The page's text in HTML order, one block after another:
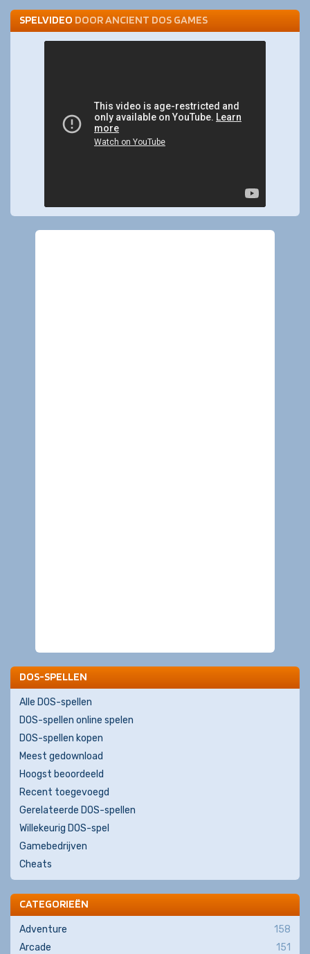
SPELVIDEO DOORANCIENT DOS GAMES
DOS-SPELLEN
Alle DOS-spellen
DOS-spellen online spelen
DOS-spellen kopen
Meest gedownload
Hoogst beoordeeld
Recent toegevoegd
Gerelateerde DOS-spellen
Willekeurig DOS-spel
Gamebedrijven
Cheats
CATEGORIEËN
Adventure
158
Arcade
151